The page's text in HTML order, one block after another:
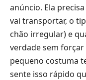
anúncio. Ela
vai transportar, o
chão irregular) e
verdade sem
pequeno costuma
sente isso rápido